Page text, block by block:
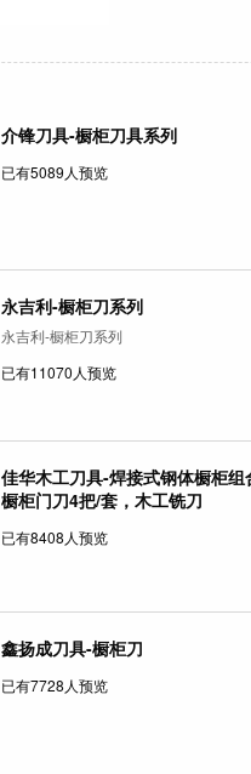
介锋刀具-橱柜刀具系列
已有5089人预览
永吉利-橱柜刀系列
永吉利-橱柜刀系列
已有11070人预览
佳华木工刀具-焊接式钢体橱柜组
橱柜门刀4把/套，木工铣刀
已有8408人预览
鑫扬成刀具-橱柜刀
已有7728人预览